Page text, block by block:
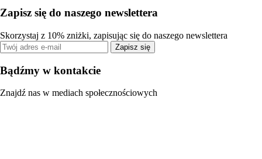
Zapisz się do naszego newslettera
Skorzystaj z 10% zniżki, zapisując się do naszego newslettera
Zapisz się
Bądźmy w kontakcie
Znajdź nas w mediach społecznościowych